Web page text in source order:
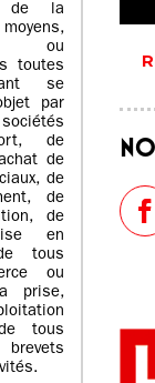
de la
ou
toutes
se
par
de
de
de
de
de
en
tous
ou
prise,
tous